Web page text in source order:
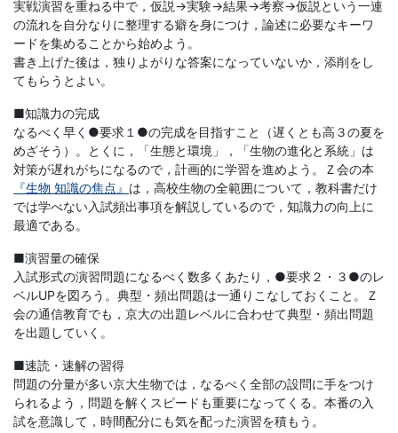
実戦演習を重ねる中で，仮説→実験→結果→考察→仮説という一連
の流れを自分なりに整理する癖を身につけ，論述に必要なキーワ
ードを集めることから始めよう。
書き上げた後は，独りよがりな答案になっていないか，添削をし
てもらうとよい。
■知識力の完成
なるべく早く●要求１●の完成を目指すこと（遅くとも高３の夏を
めざそう）。とくに，「生態と環境」，「生物の進化と系統」は
対策が遅れがちになるので，計画的に学習を進めよう。Ｚ会の本
『生物 知識の焦点』 は，高校生物の全範囲について，教科書だけ
では学べない入試頻出事項を解説しているので，知識力の向上に
最適である。
■演習量の確保
入試形式の演習問題になるべく数多くあたり，●要求２・３●のレ
ベルUPを図ろう。典型・頻出問題は一通りこなしておくこと。Ｚ
会の通信教育でも，京大の出題レベルに合わせて典型・頻出問題
を出題していく。
■速読・速解の習得
問題の分量が多い京大生物では，なるべく全部の設問に手をつけ
られるよう，問題を解くスピードも重要になってくる。本番の入
試を意識して，時間配分にも気を配った演習を積もう。